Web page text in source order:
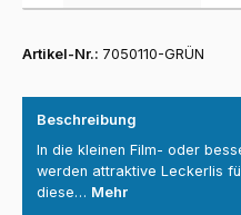
Artikel-Nr.: 7050110-GRÜN
Beschreibung
In die kleinen Film- oder
werden attraktive Leckerlis
diese… Mehr